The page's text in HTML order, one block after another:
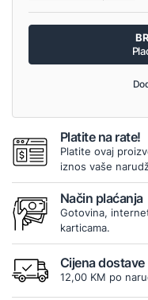
Platite na rate!
Platite ovaj
iznos vaše
Način plaćanja
Gotovina,
karticama.
Cijena dostave
12,00 KM po